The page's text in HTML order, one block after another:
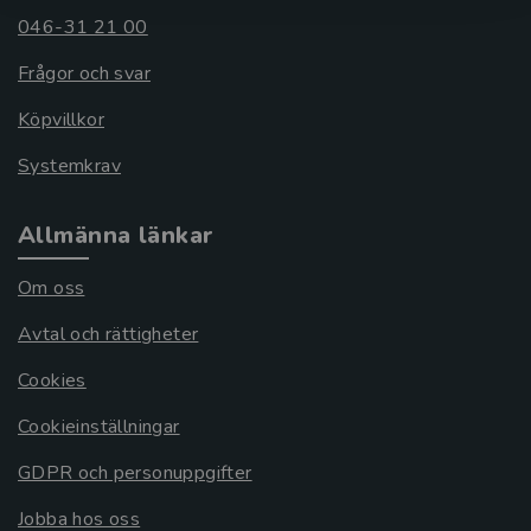
046-31 21 00
Frågor och svar
Köpvillkor
Systemkrav
Allmänna länkar
Om oss
Avtal och rättigheter
Cookies
Cookieinställningar
GDPR och personuppgifter
Jobba hos oss